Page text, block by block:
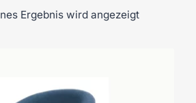
Ergebnis wird angezeigt